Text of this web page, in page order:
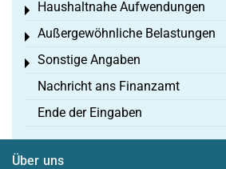
Haushaltnahe Aufwendungen
Toggle menu
Außergewöhnliche Belastungen
Toggle menu
Sonstige Angaben
Toggle menu
Nachricht ans Finanzamt
Ende der Eingaben
Über uns